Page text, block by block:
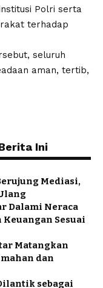
Polri serta
terhadap
seluruh
aman, tertib,
Ini
Mediasi,
Dalami Neraca
Keuangan Sesuai
Matangkan
dan
sebagai